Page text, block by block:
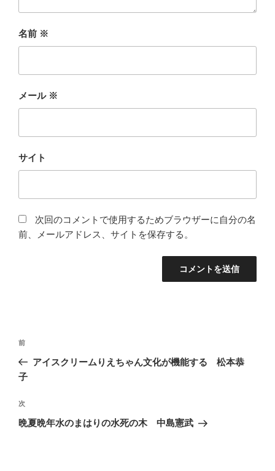
名前 ※
メール ※
サイト
次回のコメントで使用するためブラウザーに自分の名
前、メールアドレス、サイトを保存する。
投
ナ
ゲ
ー
前
の
投
前
アイスクリームりえちゃん文化が機能する 松本恭
子
次
の
次
晩夏晩年水のまはりの水死の木 中島憲武